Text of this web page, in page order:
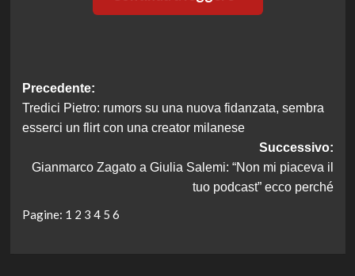
Navigazione
articolo
Precedente:
Tredici Pietro: rumors su una nuova fidanzata, sembra
esserci un flirt con una creator milanese
Successivo:
Gianmarco Zagato a Giulia Salemi: “Non mi piaceva il
tuo podcast” ecco perché
Pagine: 1 2 3 4 5 6